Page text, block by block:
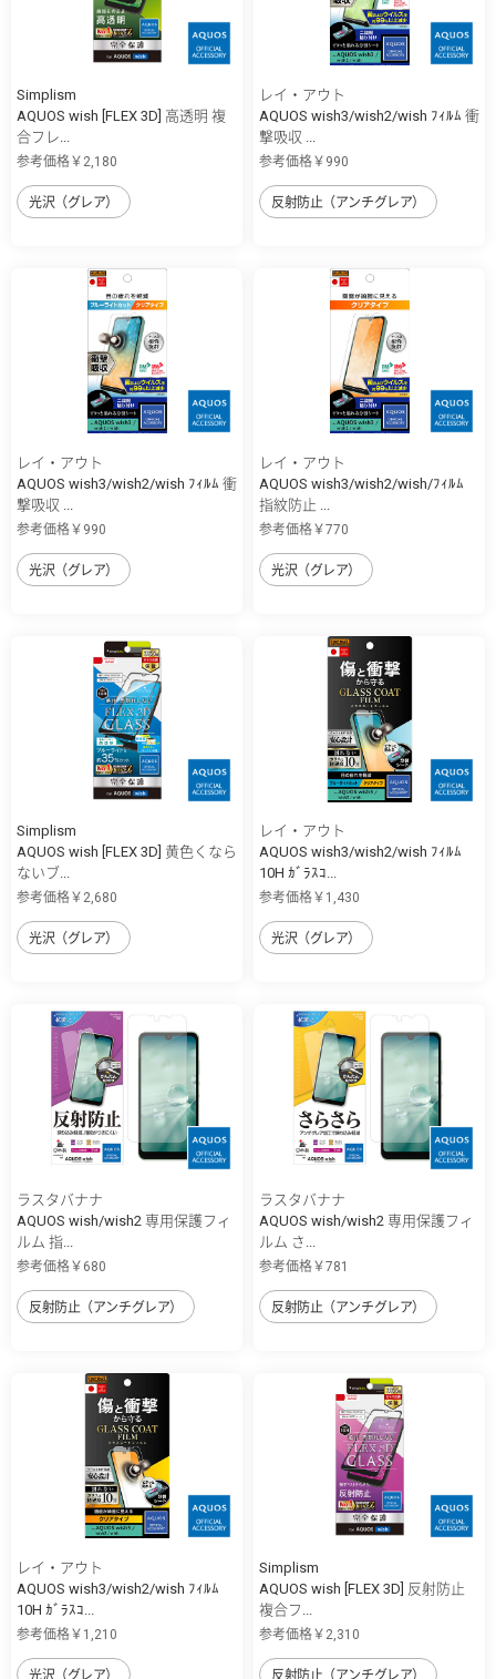
Simplism
AQUOS wish [FLEX 3D] 高透明 複
合フレ...
参考価格￥2,180
光沢（グレア）
レイ・アウト
AQUOS wish3/wish2/wish ﾌｨﾙﾑ 衝
撃吸収 ...
参考価格￥990
反射防止（アンチグレア）
レイ・アウト
AQUOS wish3/wish2/wish ﾌｨﾙﾑ 衝
撃吸収 ...
参考価格￥990
光沢（グレア）
レイ・アウト
AQUOS wish3/wish2/wish/ﾌｨﾙﾑ
指紋防止 ...
参考価格￥770
光沢（グレア）
Simplism
AQUOS wish [FLEX 3D] 黄色くなら
ないブ...
参考価格￥2,680
光沢（グレア）
レイ・アウト
AQUOS wish3/wish2/wish ﾌｨﾙﾑ
10H ｶﾞﾗｽｺ...
参考価格￥1,430
光沢（グレア）
ラスタバナナ
AQUOS wish/wish2 専用保護フィ
ルム 指...
参考価格￥680
反射防止（アンチグレア）
ラスタバナナ
AQUOS wish/wish2 専用保護フィ
ルム さ...
参考価格￥781
反射防止（アンチグレア）
レイ・アウト
AQUOS wish3/wish2/wish ﾌｨﾙﾑ
10H ｶﾞﾗｽｺ...
参考価格￥1,210
光沢（グレア）
Simplism
AQUOS wish [FLEX 3D] 反射防止
複合フ...
参考価格￥2,310
反射防止（アンチグレア）